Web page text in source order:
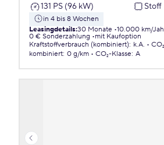
131 PS (96 kW)
Stoff
in 4 bis 8 Wochen
Leasingdetails:30 Monate 10.000 km/
0 € Sonderzahlung
mit Kaufoption
Kraftstoffverbrauch (kombiniert): k.A.
kombiniert: 0 g/km CO₂-Klasse: A